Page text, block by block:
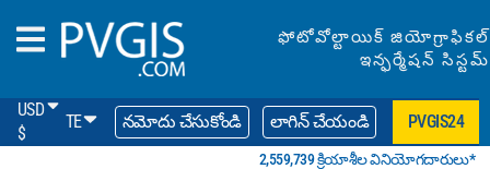
ఫోటోవోల్టాయిక్ జియోగ్రాఫికల్
ఇన్ఫర్మేషన్ సిస్టమ్
USD
$
TE నమోదు చేసుకోండి లాగిన్ చేయండి PVGIS24
2,559,739 క్రియాశీల వినియోగదారులు*